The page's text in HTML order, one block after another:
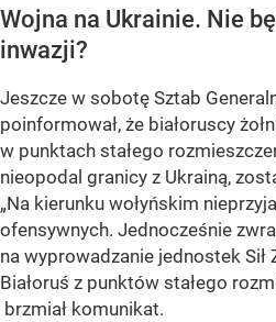
Wojna na Ukrainie. Nie
inwazji?
Jeszcze w sobotę Sztab
poinformował, że białoruscy
w punktach stałego
nieopodal granicy z Ukrainą,
„Na kierunku wołyńskim
ofensywnych. Jednocześnie
na wyprowadzanie jednostek Sił
Białoruś z punktów stałego
brzmiał komunikat.